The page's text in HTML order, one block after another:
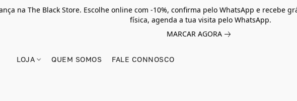
na The Black Store. Escolhe online com -10%, confirma pelo WhatsApp e recebe
física, agenda a tua visita pelo WhatsApp.
MARCAR AGORA
LOJA QUEM SOMOS FALE CONNOSCO